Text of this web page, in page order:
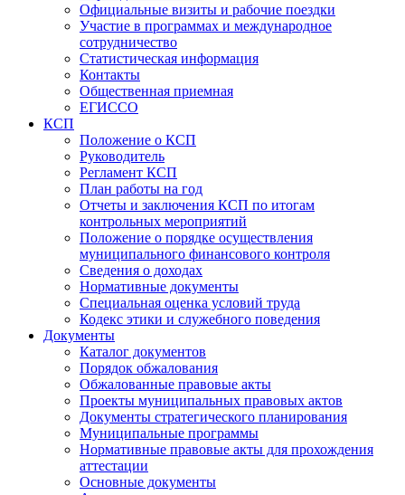
Официальные визиты и рабочие поездки
Участие в программах и международное
сотрудничество
Статистическая информация
Контакты
Общественная приемная
ЕГИССО
КСП
Положение о КСП
Руководитель
Регламент КСП
План работы на год
Отчеты и заключения КСП по итогам
контрольных мероприятий
Положение о порядке осуществления
муниципального финансового контроля
Сведения о доходах
Нормативные документы
Специальная оценка условий труда
Кодекс этики и служебного поведения
Документы
Каталог документов
Порядок обжалования
Обжалованные правовые акты
Проекты муниципальных правовых актов
Документы стратегического планирования
Муниципальные программы
Нормативные правовые акты для прохождения
аттестации
Основные документы